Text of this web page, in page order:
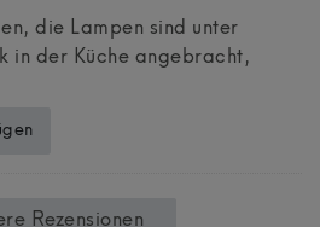
die Lampen sind unter
in der Küche angebracht,
Rezensionen